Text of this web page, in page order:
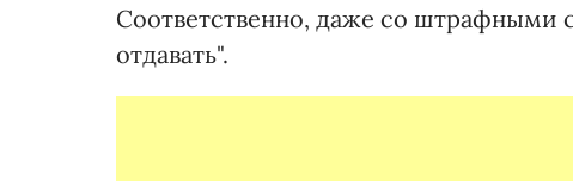
Соответственно, даже со штрафными
отдавать".